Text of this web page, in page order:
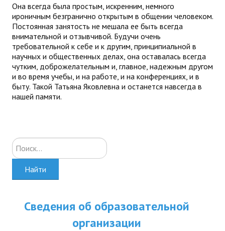
Она всегда была простым, искренним, немного
ироничным безгранично открытым в общении человеком.
Постоянная занятость не мешала ее быть всегда
внимательной и отзывчивой. Будучи очень
требовательной к себе и к другим, принципиальной в
научных и общественных делах, она оставалась всегда
чутким, доброжелательным и, главное, надежным другом
и во время учебы, и на работе, и на конференциях, и в
быту. Такой Татьяна Яковлевна и останется навсегда в
нашей памяти.
Искать...
Найти
Сведения об образовательной
организации